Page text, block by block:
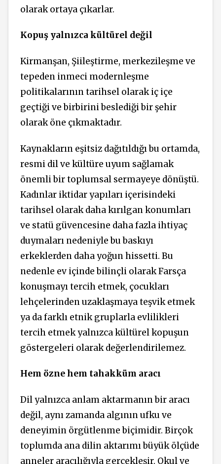
olarak ortaya çıkarlar.
Kopuş yalnızca kültürel değil
Kirmanşan, Şiileştirme, merkezileşme ve
tepeden inmeci modernleşme
politikalarının tarihsel olarak iç içe
geçtiği ve birbirini beslediği bir şehir
olarak öne çıkmaktadır.
Kaynakların eşitsiz dağıtıldığı bu ortamda,
resmi dil ve kültüre uyum sağlamak
önemli bir toplumsal sermayeye dönüştü.
Kadınlar iktidar yapıları içerisindeki
tarihsel olarak daha kırılgan konumları
ve statü güvencesine daha fazla ihtiyaç
duymaları nedeniyle bu baskıyı
erkeklerden daha yoğun hissetti. Bu
nedenle ev içinde bilinçli olarak Farsça
konuşmayı tercih etmek, çocukları
lehçelerinden uzaklaşmaya teşvik etmek
ya da farklı etnik gruplarla evlilikleri
tercih etmek yalnızca kültürel kopuşun
göstergeleri olarak değerlendirilemez.
Hem özne hem tahakküm aracı
Dil yalnızca anlam aktarmanın bir aracı
değil, aynı zamanda algının ufku ve
deneyimin örgütlenme biçimidir. Birçok
toplumda ana dilin aktarımı büyük ölçüde
anneler aracılığıyla gerçekleşir. Okul ve